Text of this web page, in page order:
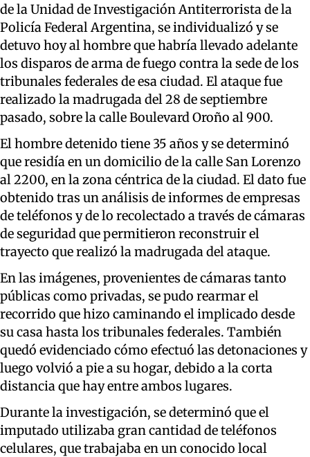
de la Unidad de Investigación Antiterrorista de la
Policía Federal Argentina, se individualizó y se
detuvo hoy al hombre que habría llevado adelante
los disparos de arma de fuego contra la sede de los
tribunales federales de esa ciudad. El ataque fue
realizado la madrugada del 28 de septiembre
pasado, sobre la calle Boulevard Oroño al 900.
El hombre detenido tiene 35 años y se determinó
que residía en un domicilio de la calle San Lorenzo
al 2200, en la zona céntrica de la ciudad. El dato fue
obtenido tras un análisis de informes de empresas
de teléfonos y de lo recolectado a través de cámaras
de seguridad que permitieron reconstruir el
trayecto que realizó la madrugada del ataque.
En las imágenes, provenientes de cámaras tanto
públicas como privadas, se pudo rearmar el
recorrido que hizo caminando el implicado desde
su casa hasta los tribunales federales. También
quedó evidenciado cómo efectuó las detonaciones y
luego volvió a pie a su hogar, debido a la corta
distancia que hay entre ambos lugares.
Durante la investigación, se determinó que el
imputado utilizaba gran cantidad de teléfonos
celulares, que trabajaba en un conocido local